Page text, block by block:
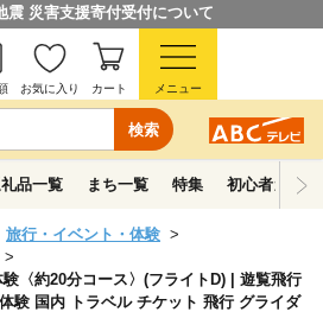
震 災害支援寄付受付について
検索
お気に入り カート メニュー
品一覧 まち一覧 特集 初心者ガイド
旅行・イベント・体験
〈約20分コース〉(フライトD) | 遊覧飛行
験 国内 トラベル チケット 飛行 グライダ